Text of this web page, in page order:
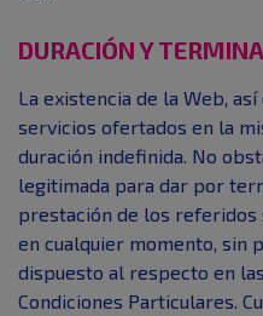
DURACIÓN Y
La existencia de la Web,
servicios ofertados en la
duración indefinida. No
legitimada para dar por
prestación de los referidos
en cualquier momento, sin
dispuesto al respecto en
Condiciones Particulares.